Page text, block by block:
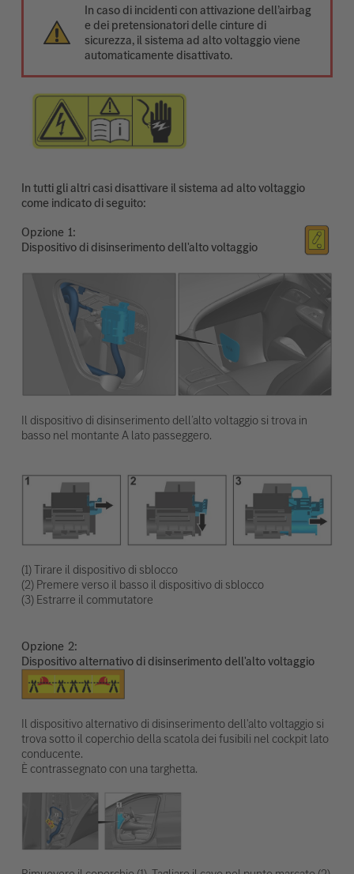
In caso di incidenti con attivazione dell’airbag
e dei pretensionatori delle cinture di
sicurezza, il sistema ad alto voltaggio viene
automaticamente disattivato.
In tutti gli altri casi disattivare il sistema ad alto voltaggio
come indicato di seguito:
Opzione
Dispositivo di disinserimento dell'alto voltaggio
Il dispositivo di disinserimento dell’alto voltaggio si trova in
basso nel montante A lato passeggero.
(1) Tirare il dispositivo di sblocco
(2) Premere verso il basso il dispositivo di sblocco
(3) Estrarre il commutatore
Opzione
Dispositivo alternativo di disinserimento dell'alto voltaggio
Il dispositivo alternativo di disinserimento dell'alto voltaggio si
trova sotto il coperchio della scatola dei fusibili nel cockpit lato
conducente.
È contrassegnato con una targhetta.